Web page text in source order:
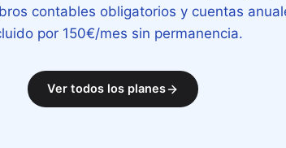
contables obligatorios y cuentas
por 150€/mes sin permanencia.
Ver todos los planes